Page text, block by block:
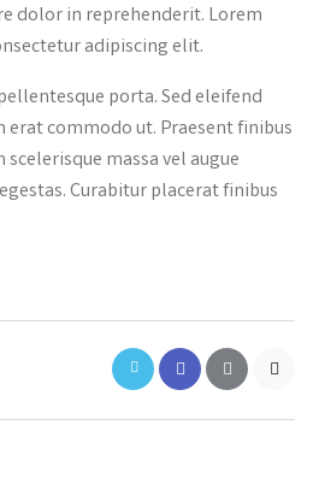
dolor in reprehenderit. Lorem
adipiscing elit.
porta. Sed eleifend
commodo ut. Praesent finibus
massa vel augue
Curabitur placerat finibus